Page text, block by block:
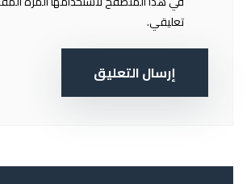
تعليقي.
إرسال التعليق